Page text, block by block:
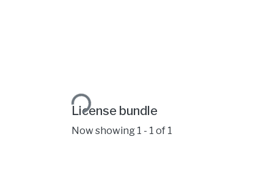
Loading...
License bundle
Now showing 1 - 1 of 1